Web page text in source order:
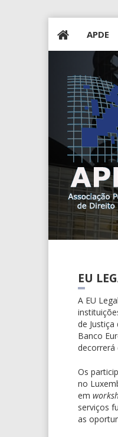
APDE
EU
A EU
de
Banco
decorrerá
Os
no
em
serviços
as